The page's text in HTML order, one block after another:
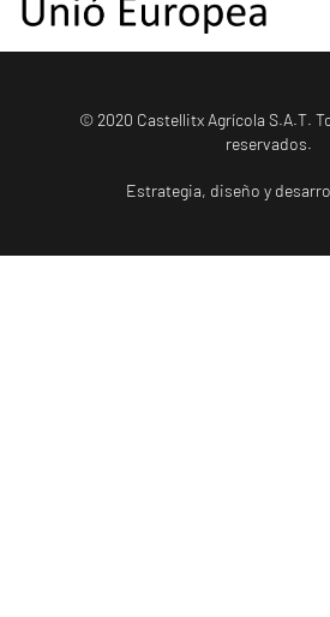
© 2020 Castellitx Agrícola S.A.T.
reservados.
Estrategia, diseño y